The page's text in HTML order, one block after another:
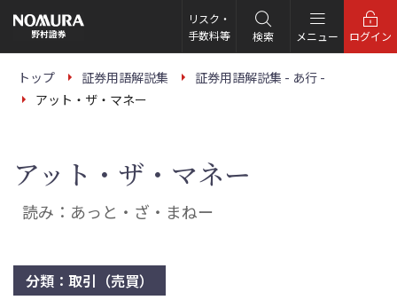
の
ー
リスク・
手数料等
検索 メニュー ログイン
トップ 証券用語解説集
証券用語解説集 - あ行 -
アット・ザ・マネー
アット・ザ・マネー
読み：あっと・ざ・まねー
分類：取引（売買）